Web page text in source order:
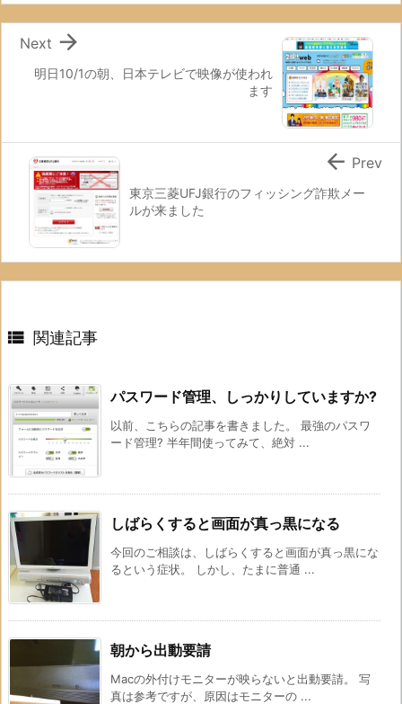
明日10/1の朝、日本テレビで映像が使われ
ます

Next
東京三菱UFJ銀行のフィッシング詐欺メー
ルが来ました
 Prev
 関連記事
パスワード管理、しっかりしていますか?
以前、こちらの記事を書きました。 最強のパスワ
ード管理? 半年間使ってみて、絶対 ...
しばらくすると画面が真っ黒になる
今回のご相談は、しばらくすると画面が真っ黒にな
るという症状。 しかし、たまに普通 ...
朝から出動要請
Macの外付けモニターが映らないと出動要請。 写
真は参考ですが、原因はモニターの ...